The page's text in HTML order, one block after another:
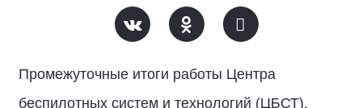
Промежуточные итоги работы Центра
беспилотных систем и технологий (ЦБСТ),